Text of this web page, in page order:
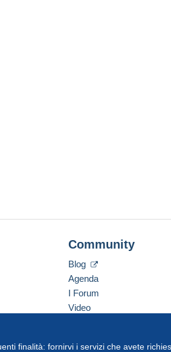
finalità: fornirvi i servizi che avete
Community
Blog
Agenda
I Forum
Video